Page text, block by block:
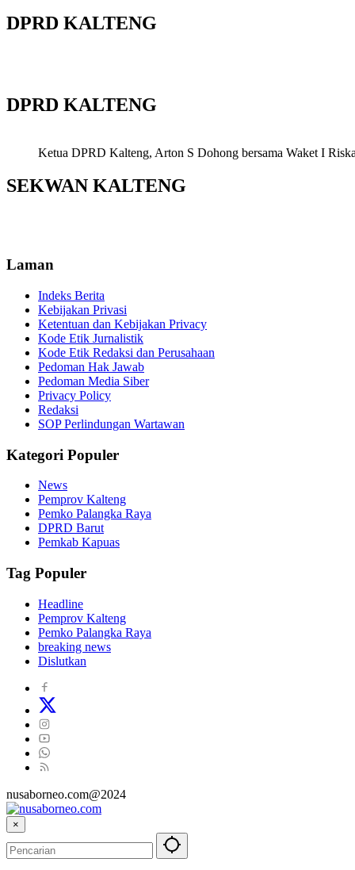
DPRD KALTENG
DPRD KALTENG
Ketua DPRD Kalteng, Arton S Dohong bersama Waket I
SEKWAN KALTENG
Laman
Indeks Berita
Kebijakan Privasi
Ketentuan dan Kebijakan Privacy
Kode Etik Jurnalistik
Kode Etik Redaksi dan Perusahaan
Pedoman Hak Jawab
Pedoman Media Siber
Privacy Policy
Redaksi
SOP Perlindungan Wartawan
Kategori Populer
News
Pemprov Kalteng
Pemko Palangka Raya
DPRD Barut
Pemkab Kapuas
Tag Populer
Headline
Pemprov Kalteng
Pemko Palangka Raya
breaking news
Dislutkan
nusaborneo.com@2024
×